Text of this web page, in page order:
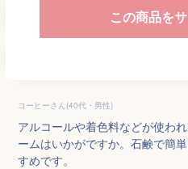
この商品を
コーヒーさん(40代・男性)
アルコールや着色料などが使わ
ームはいかがですか。石鹸で簡
すめです。